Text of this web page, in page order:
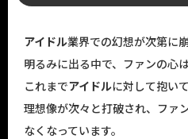
アイドル業界での幻想が次第に
明るみに出る中で、ファンの心
これまでアイドルに対して抱い
理想像が次々と打破され、ファ
なくなっています。